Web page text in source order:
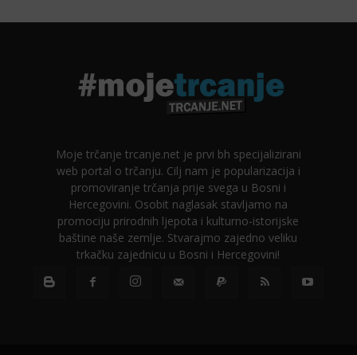
Moje trčanje trcanje.net je prvi bh specijalizirani
web portal o trčanju. Cilj nam je popularizacija i
promoviranje trčanja prije svega u Bosni i
Hercegovini. Osobit naglasak stavljamo na
promociju prirodnih ljepota i kulturno-istorijske
baštine naše zemlje. Stvarajmo zajedno veliku
trkačku zajednicu u Bosni i Hercegovini!